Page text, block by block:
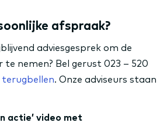
afspraak?
adviesgesprek om de
te nemen? Bel gerust 023 – 520
terugbellen. Onze adviseurs staan
actie’ video met